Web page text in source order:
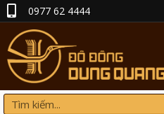
0977 62 4444